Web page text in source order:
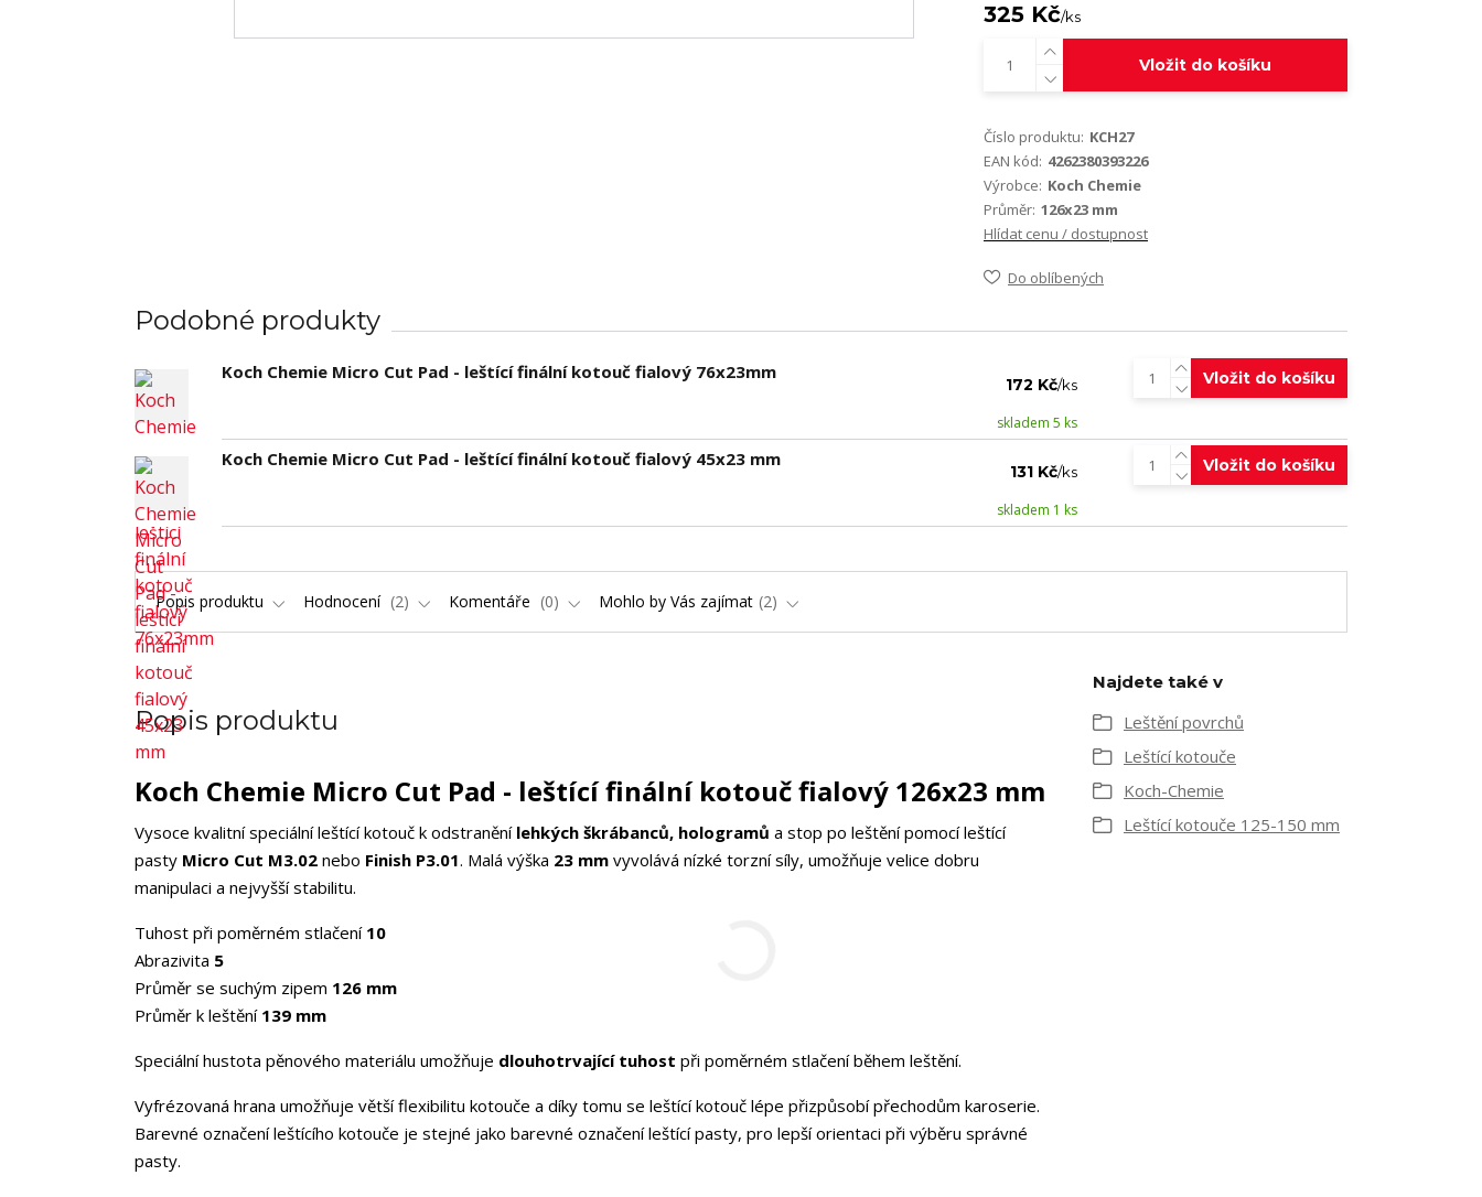
325 Kč/ks
Vložit do košíku
Číslo produktu: KCH27
EAN kód: 4262380393226
Výrobce: Koch Chemie
Průměr: 126x23 mm
Hlídat cenu / dostupnost
Do oblíbených
Podobné produkty
Koch Chemie Micro Cut Pad - leštící finální kotouč fialový 76x23mm
172 Kč/ks
skladem 5 ks
Vložit do košíku
Koch Chemie Micro Cut Pad - leštící finální kotouč fialový 45x23 mm
131 Kč/ks
skladem 1 ks
Vložit do košíku
Popis produktu Hodnocení 2 Komentáře 0 Mohlo by Vás zajímat 2
Popis produktu
Koch Chemie Micro Cut Pad - leštící finální kotouč fialový 126x23 mm
Vysoce kvalitní speciální leštící kotouč k odstranění lehkých škrábanců, hologramů a stop po leštění pomocí leštící
pasty Micro Cut M3.02 nebo Finish P3.01. Malá výška 23 mm vyvolává nízké torzní síly, umožňuje velice dobru
manipulaci a nejvyšší stabilitu.
Tuhost při poměrném stlačení 10
Abrazivita 5
Průměr se suchým zipem 126 mm
Průměr k leštění 139 mm
Speciální hustota pěnového materiálu umožňuje dlouhotrvající tuhost při poměrném stlačení během leštění.
Vyfrézovaná hrana umožňuje větší flexibilitu kotouče a díky tomu se leštící kotouč lépe přizpůsobí přechodům karoserie.
Barevné označení leštícího kotouče je stejné jako barevné označení leštící pasty, pro lepší orientaci při výběru správné
pasty.
Najdete také v
Leštění povrchů
Leštící kotouče
Koch-Chemie
Leštící kotouče 125-150 mm